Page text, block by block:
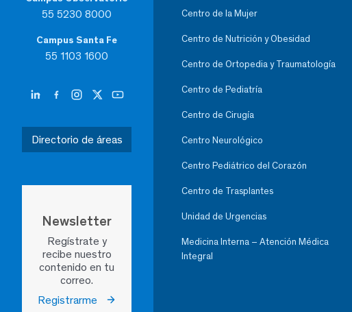
55 5230 8000
Campus Santa Fe
55 1103 1600
Directorio de áreas
Newsletter
Regístrate y
recibe nuestro
contenido en tu
correo.
Registrarme
Centro de la Mujer
Centro de Nutrición y Obesidad
Centro de Ortopedia y Traumatología
Centro de Pediatría
Centro de Cirugía
Centro Neurológico
Centro Pediátrico del Corazón
Centro de Trasplantes
Unidad de Urgencias
Medicina Interna – Atención Médica
Integral